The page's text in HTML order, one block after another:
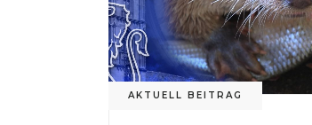
AKTUELL BEITRAG